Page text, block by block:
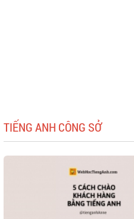
TIẾNG ANH CÔNG SỞ